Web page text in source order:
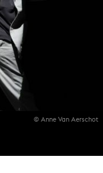
© Anne Van Aerschot